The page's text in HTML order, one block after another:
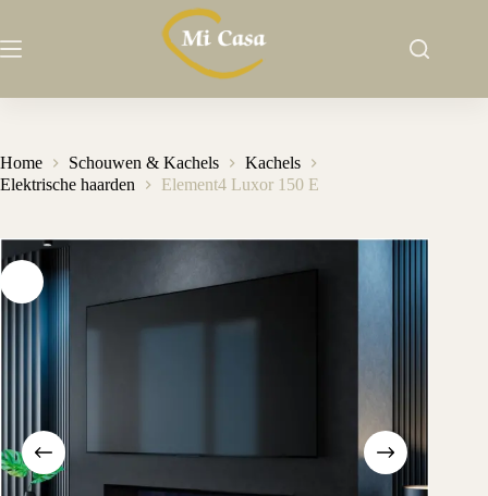
de
Home Schouwen & Kachels
Kachels
Elektrische haarden
Element4 Luxor 150 E